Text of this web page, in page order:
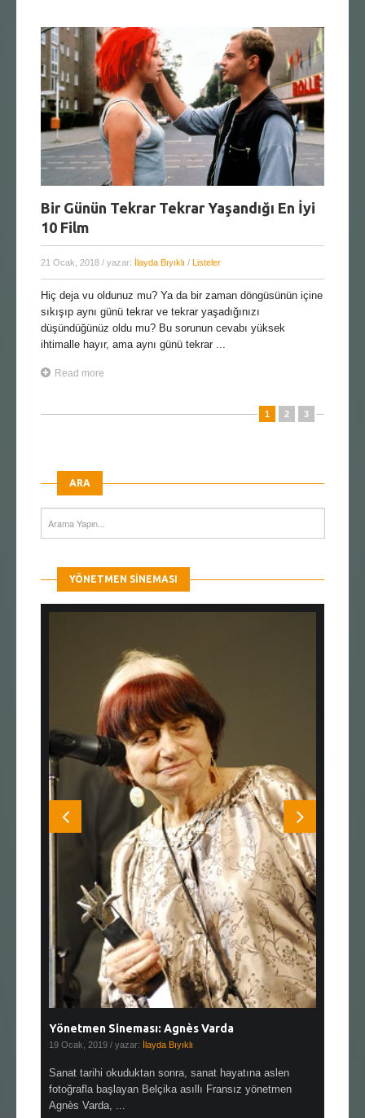
Bir Günün Tekrar Tekrar Yaşandığı En İyi
10 Film
21 Ocak, 2018 / yazar: İlayda Bıyıklı / Listeler
Hiç deja vu oldunuz mu? Ya da bir zaman döngüsünün içine
sıkışıp aynı günü tekrar ve tekrar yaşadığınızı
düşündüğünüz oldu mu? Bu sorunun cevabı yüksek
ihtimalle hayır, ama aynı günü tekrar ...
Read more
1 2 3
ARA
YÖNETMEN SINEMASI
Yönetmen Sineması: Agnès Varda
19 Ocak, 2019 / yazar: İlayda Bıyıklı
Sanat tarihi okuduktan sonra, sanat hayatına aslen
fotoğrafla başlayan Belçika asıllı Fransız yönetmen
Agnès Varda, ...